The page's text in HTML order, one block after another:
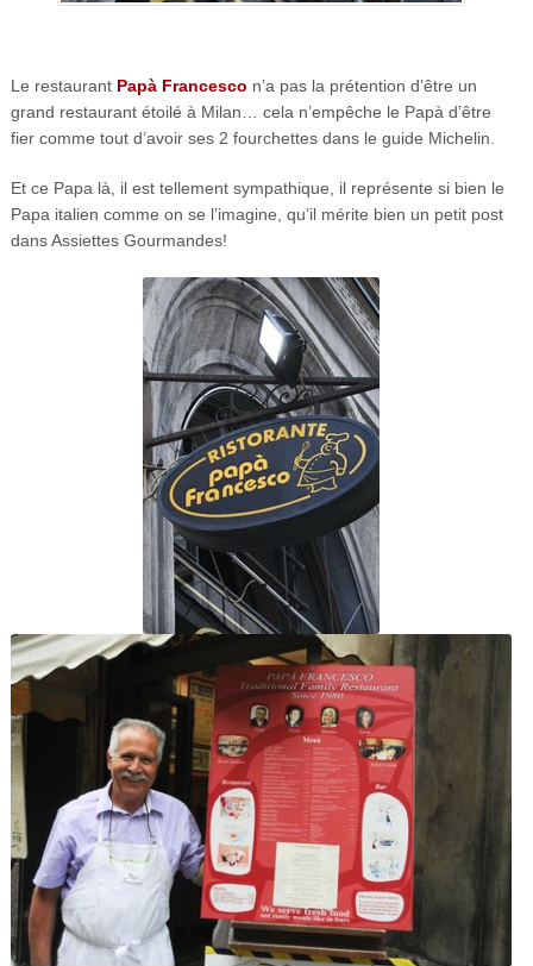
Le restaurant Papà Francesco n’a pas la prétention d’être un
grand restaurant étoilé à Milan… cela n’empêche le Papà d’être
fier comme tout d’avoir ses 2 fourchettes dans le guide Michelin.
Et ce Papa là, il est tellement sympathique, il représente si bien le
Papa italien comme on se l’imagine, qu’il mérite bien un petit post
dans Assiettes Gourmandes!